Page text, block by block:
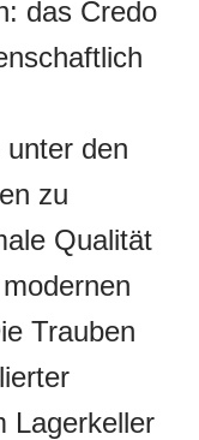
das Credo
den
zu
Qualität
Trauben
Lagerkeller